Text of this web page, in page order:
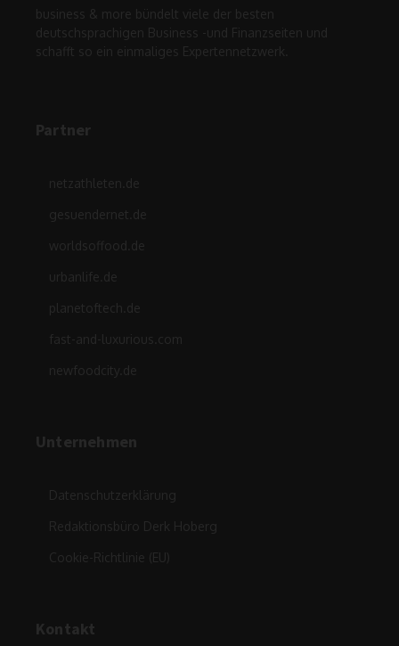
business & more bündelt viele der besten
deutschsprachigen Business -und Finanzseiten und
schafft so ein einmaliges Expertennetzwerk.
Partner
netzathleten.de
gesuendernet.de
worldsoffood.de
urbanlife.de
planetoftech.de
fast-and-luxurious.com
newfoodcity.de
Unternehmen
Datenschutzerklärung
Redaktionsbüro Derk Hoberg
Cookie-Richtlinie (EU)
Kontakt